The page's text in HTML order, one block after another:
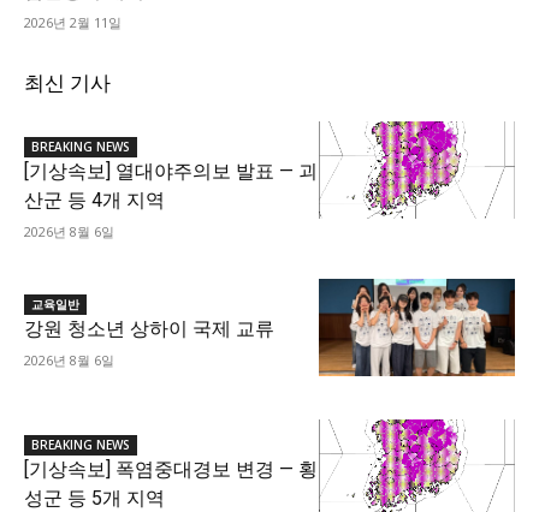
2026년 2월 11일
최신 기사
BREAKING NEWS
[기상속보] 열대야주의보 발표 — 괴
산군 등 4개 지역
2026년 8월 6일
교육일반
강원 청소년 상하이 국제 교류
2026년 8월 6일
BREAKING NEWS
[기상속보] 폭염중대경보 변경 — 횡
성군 등 5개 지역